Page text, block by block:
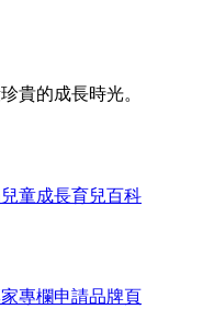
貴的成長時光。
兒童成長育兒百科
專欄申請品牌頁